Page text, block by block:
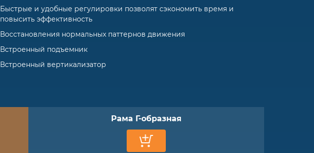
Быстрые и удобные регулировки позволят сэкономить время и
повысить эффективность
Восстановления нормальных паттернов движения
Встроенный подъемник
Встроенный вертикализатор
Рама Г-образная